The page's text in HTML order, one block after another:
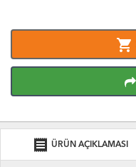
shopping_cart
receipt ÜRÜN AÇIKLAMASI